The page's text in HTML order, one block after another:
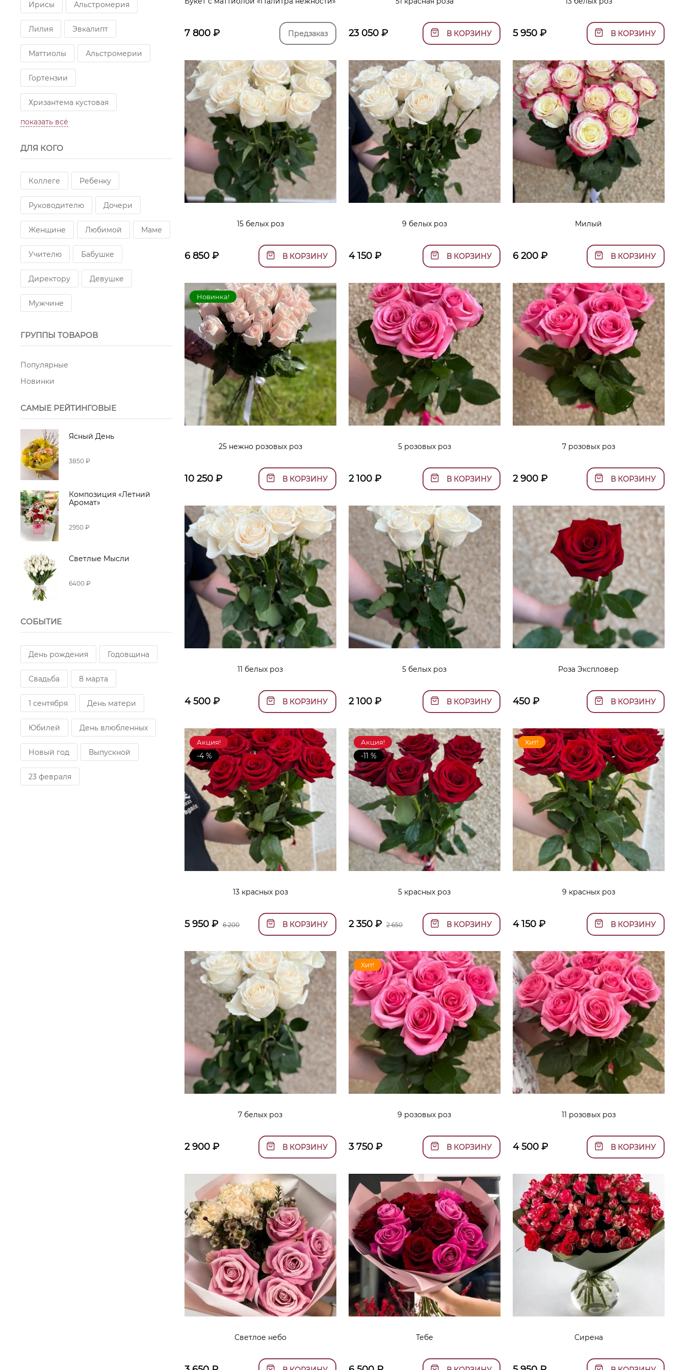
Ирисы Альстромерия
Лилия Эвкалипт
Маттиолы Альстромерии
Гортензии
Хризантема кустовая
Кустовая роза
Маттиола
Орхидеи Роза (Эквадор)
Роза(Россия) роза
Роза (70см) Розы желтые
Роза Pink Floyd
Упаковка ( по желанию ее можно
заменить на другой цвет )
показать всё
ДЛЯ КОГО
Коллеге Ребенку
Руководителю Дочери
Женщине Любимой Маме
Учителю Бабушке
Директору Девушке
Мужчине
ГРУППЫ ТОВАРОВ
Популярные
Новинки
САМЫЕ РЕЙТИНГОВЫЕ
Ясный День
3850 ₽
Композиция «Летний
Аромат»
2950 ₽
Светлые Мысли
6400 ₽
СОБЫТИЕ
День рождения Годовщина
Свадьба 8 марта
1 сентября День матери
Юбилей День влюбленных
Новый год Выпускной
23 февраля
7 800 ₽ Предзаказ 23 050₽ В КОРЗИНУ 5 950₽ В КОРЗИНУ
15 белых роз
6 850 ₽ В КОРЗИНУ
9 белых роз
4 150₽ В КОРЗИНУ
Милый
6 200₽ В КОРЗИНУ
Новинка!
25 нежно розовых роз
10 250 ₽ В КОРЗИНУ
5 розовых роз
2 100₽ В КОРЗИНУ
7 розовых роз
2 900₽ В КОРЗИНУ
11 белых роз
4 500 ₽ В КОРЗИНУ
5 белых роз
2 100₽ В КОРЗИНУ
Роза Экспловер
450₽ В КОРЗИНУ
Акция!
-4 %
13 красных роз
5 950 ₽ 6 200 В КОРЗИНУ
Акция!
-11 %
5 красных роз
2 350₽ 2 650 В КОРЗИНУ
Хит!
9 красных роз
4 150₽ В КОРЗИНУ
7 белых роз
2 900 ₽ В КОРЗИНУ
Хит!
9 розовых роз
3 750₽ В КОРЗИНУ
11 розовых роз
4 500₽ В КОРЗИНУ
Светлое небо Тебе Сирена